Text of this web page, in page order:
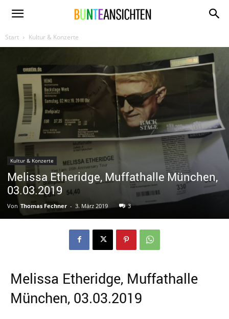
www.bunte-
Start Kultur & Konzerte
Kultur & Konzerte
Melissa Etheridge, Muffathalle München,
03.03.2019
Von Thomas Fechner - 3. März 2019 3
Melissa Etheridge, Muffathalle
München, 03.03.2019